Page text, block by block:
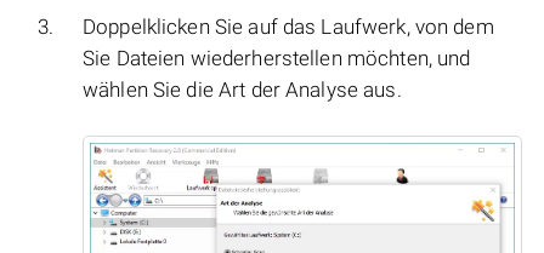
Doppelklicken Sie auf das Laufwerk, von dem
Sie Dateien wiederherstellen möchten, und
wählen Sie die Art der Analyse aus.